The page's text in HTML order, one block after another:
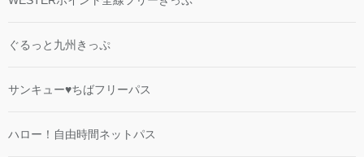
ぐるっと九州きっぷ
サンキュー♥ちばフリーパス
ハロー！自由時間ネットパス